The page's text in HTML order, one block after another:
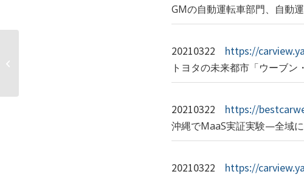
GMの自動運転車部門、自動
20210322 https://
トヨタの未来都市「ウーブン
20210322 https://
沖縄でMaaS実証実験—全域
20210322 https://